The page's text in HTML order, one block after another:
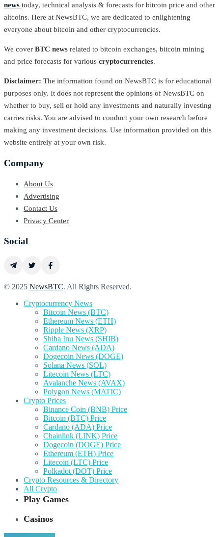
news today, technical analysis & forecasts for bitcoin price and other
altcoins. Here at NewsBTC, we are dedicated to enlightening
everyone about bitcoin and other cryptocurrencies.
We cover BTC news related to bitcoin exchanges, bitcoin mining
and price forecasts for various cryptocurrencies.
Disclaimer: The information found on NewsBTC is for educational
purposes only. It does not represent the opinions of NewsBTC on
whether to buy, sell or hold any investments and naturally investing
carries risks. You are advised to conduct your own research before
making any investment decisions. Use information provided on this
website entirely at your own risk.
Company
About Us
Advertising
Contact Us
Privacy Center
Social
© 2025 NewsBTC. All Rights Reserved.
Cryptocurrency News
Bitcoin News (BTC)
Ethereum News (ETH)
Ripple News (XRP)
Shiba Inu News (SHIB)
Cardano News (ADA)
Dogecoin News (DOGE)
Solana News (SOL)
Litecoin News (LTC)
Avalanche News (AVAX)
Polygon News (MATIC)
Crypto Prices
Binance Coin (BNB) Price
Bitcoin (BTC) Price
Cardano (ADA) Price
Chainlink (LINK) Price
Dogecoin (DOGE) Price
Ethereum (ETH) Price
Litecoin (LTC) Price
Polkadot (DOT) Price
Crypto Resources & Directory
All Crypto
Play Games
Casinos